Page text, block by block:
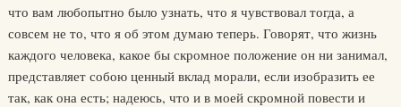
что вам любопытно было узнать, что я чувствовал тогда, а
совсем не то, что я об этом думаю теперь. Говорят, что жизнь
каждого человека, какое бы скромное положение он ни занимал,
представляет собою ценный вклад морали, если изобразить ее
так, как она есть; надеюсь, что и в моей скромной повести и